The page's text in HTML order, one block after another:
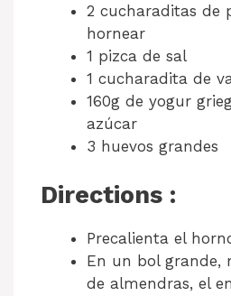
2 cucharaditas de
hornear
1 pizca de sal
1 cucharadita de
160g de yogur
azúcar
3 huevos grandes
Directions :
Precalienta el
En un bol grande,
de almendras, el